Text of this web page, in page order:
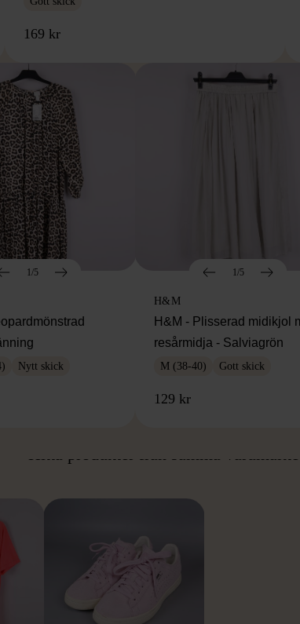
169 kr
1/5
Nytt skick
1/5
H&M
H&M - Plisserad midikjol
resårmidja - Salviagrön
M (38-40) Gott skick
129 kr